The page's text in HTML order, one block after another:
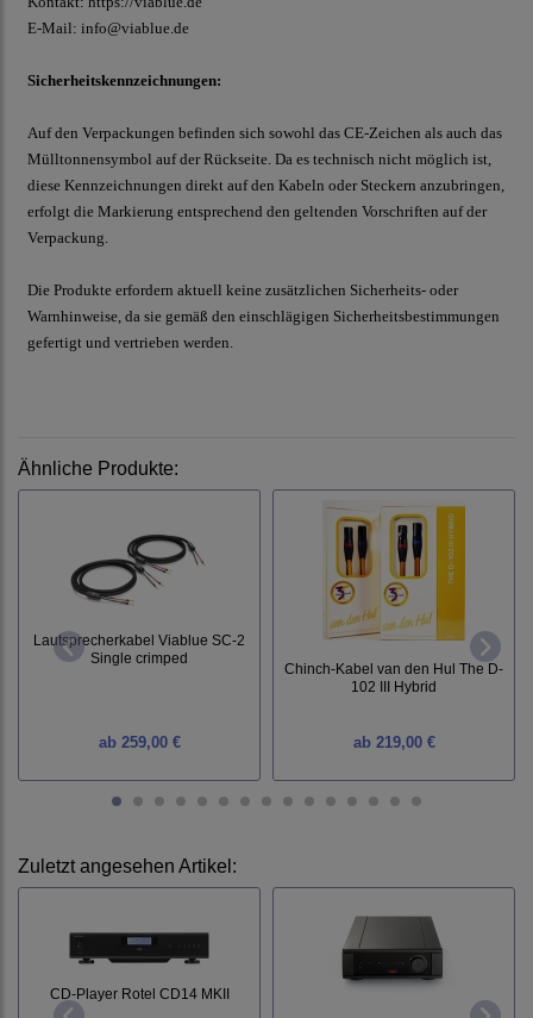
E-Mail: info@viablue.de
Sicherheitskennzeichnungen:
Auf den Verpackungen befinden sich sowohl das CE-Zeichen als auch das
Mülltonnensymbol auf der Rückseite. Da es technisch nicht möglich ist,
diese Kennzeichnungen direkt auf den Kabeln oder Steckern anzubringen,
erfolgt die Markierung entsprechend den geltenden Vorschriften auf der
Verpackung.
Die Produkte erfordern aktuell keine zusätzlichen Sicherheits- oder
Warnhinweise, da sie gemäß den einschlägigen Sicherheitsbestimmungen
gefertigt und vertrieben werden.
Ähnliche Produkte:
Lautsprecherkabel Viablue SC-2
Single crimped
ab259,00 €
Chinch-Kabel van den Hul The D-
102 III Hybrid
ab219,00 €
Zuletzt angesehen Artikel:
CD-Player Rotel CD14 MKII